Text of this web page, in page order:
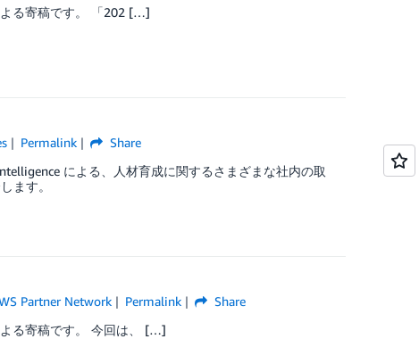
よる寄稿です。 「202 […]
Permalink
Share
による、人材育成に関するさまざまな社内の取
ます。
Partner Network Permalink
Share
る寄稿です。 今回は、 […]